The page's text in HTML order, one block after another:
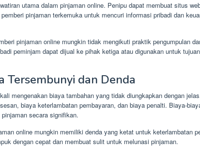
utama dalam pinjaman online. Penipu dapat membuat situs
pinjaman terkemuka untuk mencuri informasi pribadi dan
pinjaman online mungkin tidak mengikuti praktik pengumpulan
peminjam dapat dijual ke pihak ketiga atau digunakan untuk
Tersembunyi dan Denda
mengenakan biaya tambahan yang tidak diungkapkan dengan
biaya keterlambatan pembayaran, dan biaya penalti. Biaya-
secara signifikan.
online mungkin memiliki denda yang ketat untuk keterlambatan
dengan cepat dan membuat sulit untuk melunasi pinjaman.